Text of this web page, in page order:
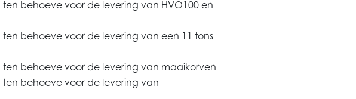
behoeve voor de levering van HVO100 en
behoeve voor de levering van een 11 tons
behoeve voor de levering van maaikorven
behoeve voor de levering van